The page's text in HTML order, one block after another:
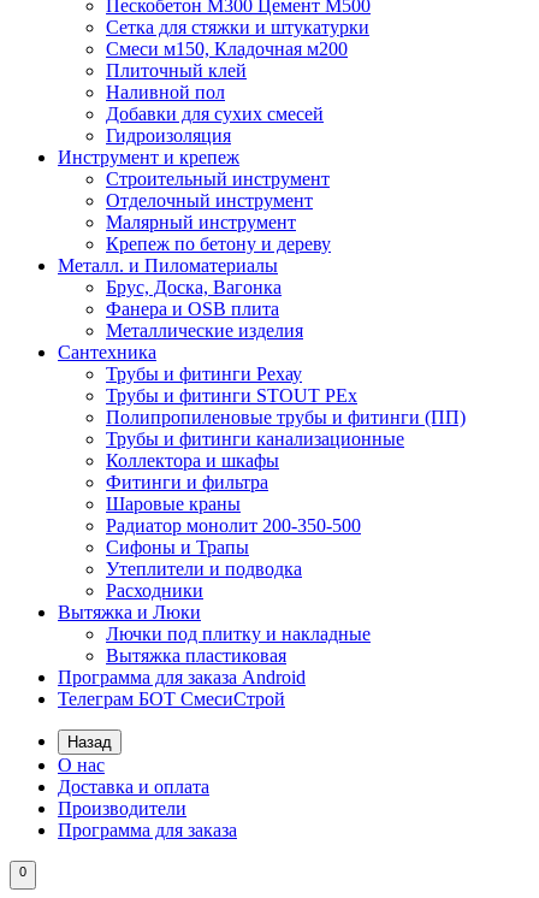
Пескобетон М300 Цемент М500
Сетка для стяжки и штукатурки
Смеси м150, Кладочная м200
Плиточный клей
Наливной пол
Добавки для сухих смесей
Гидроизоляция
Инструмент и крепеж
Строительный инструмент
Отделочный инструмент
Малярный инструмент
Крепеж по бетону и дереву
Металл. и Пиломатериалы
Брус, Доска, Вагонка
Фанера и OSB плита
Металлические изделия
Сантехника
Трубы и фитинги Рехау
Трубы и фитинги STOUT PEx
Полипропиленовые трубы и фитинги (ПП)
Трубы и фитинги канализационные
Коллектора и шкафы
Фитинги и фильтра
Шаровые краны
Радиатор монолит 200-350-500
Сифоны и Трапы
Утеплители и подводка
Расходники
Вытяжка и Люки
Лючки под плитку и накладные
Вытяжка пластиковая
Программа для заказа Android
Телеграм БОТ СмесиСтрой
Назад
О нас
Доставка и оплата
Производители
Программа для заказа
0